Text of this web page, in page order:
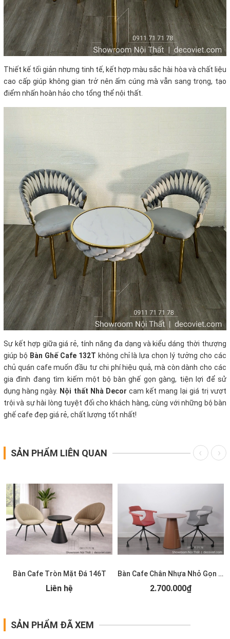
Thiết kế tối giản nhưng tinh tế, kết hợp màu sắc hài hòa và chất liệu
cao cấp giúp không gian trở nên ấm cúng mà vẫn sang trọng, tạo
điểm nhấn hoàn hảo cho tổng thể nội thất.
Sự kết hợp giữa giá rẻ, tính năng đa dạng và kiểu dáng thời thượng
giúp bộ Bàn Ghế Cafe 132T không chỉ là lựa chọn lý tưởng cho các
chủ quán cafe muốn đầu tư chi phí hiệu quả, mà còn dành cho các
gia đình đang tìm kiếm một bộ bàn ghế gọn gàng, tiện lợi để sử
dụng hàng ngày. Nội thất Nhà Decor cam kết mang lại giá trị vượt
trội và sự hài lòng tuyệt đối cho khách hàng, cùng với những bộ bàn
ghế cafe đẹp giá rẻ, chất lượng tốt nhất!
SẢN PHẨM LIÊN QUAN
Bàn Cafe Tròn Mặt Đá 146T
Liên hệ
Bàn Cafe Chân Nhựa Nhỏ Gọn 145T
2.700.000₫
SẢN PHẨM ĐÃ XEM